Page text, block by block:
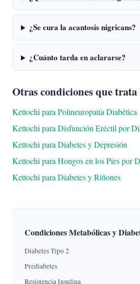
¿Se cura la acantosis nigricans?
¿Cuánto tarda en aclararse?
Otras condiciones que
Kettochi para Polineuropatía Diabética
Kettochi para Disfunción Eréctil por
Kettochi para Diabetes y Depresión
Kettochi para Hongos en los Pies por
Kettochi para Diabetes y Riñones
Condiciones Metabólicas y
Diabetes Tipo 2
Prediabetes
Resistencia Insulina